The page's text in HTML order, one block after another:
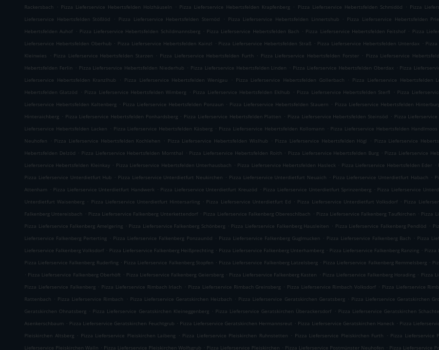
Rackersbach
. Pizza Lieferservice Hebertsfelden Holzhäuseln . Pizza Lieferservice Hebertsfelden Krapfenberg . Pizza Lieferservice Hebertsfelden Schmidöd . Pizza
Lieferservice Hebertsfelden Stößlöd
. Pizza Lieferservice Hebertsfelden Sternöd . Pizza Lieferservice Hebertsfelden Linnertshub . Pizza Lieferservice Hebertsfelden
Hebertsfelden Auhof . Pizza Lieferservice Hebertsfelden Schildmannsberg . Pizza Lieferservice Hebertsfelden Bach . Pizza Lieferservice Hebertsfelden Feitshof . Pizza
Lieferservice Hebertsfelden Oberhub . Pizza Lieferservice Hebertsfelden Kainzl . Pizza Lieferservice Hebertsfelden Straß . Pizza Lieferservice Hebertsfelden Unterdax .
Kleinwies
. Pizza Lieferservice Hebertsfelden Starzen . Pizza Lieferservice Hebertsfelden Furth . Pizza Lieferservice Hebertsfelden Forster . Pizza Lieferservice
Hebertsfelden Ferlin . Pizza Lieferservice Hebertsfelden Niederhub . Pizza Lieferservice Hebertsfelden Linden . Pizza Lieferservice Hebertsfelden Oberdax . Pizza
Lieferservice Hebertsfelden Kranzlhub
. Pizza Lieferservice Hebertsfelden Wenigau . Pizza Lieferservice Hebertsfelden Gollerbach . Pizza Lieferservice Hebertsfelden
Hebertsfelden Glatzöd
. Pizza Lieferservice Hebertsfelden Wimberg . Pizza Lieferservice Hebertsfelden Eklhub . Pizza Lieferservice Hebertsfelden Sterfl . Pizza
Lieferservice Hebertsfelden Kaltenberg . Pizza Lieferservice Hebertsfelden Ponzaun . Pizza Lieferservice Hebertsfelden Stauern . Pizza Lieferservice Hebertsfelden
Hinteraichberg . Pizza Lieferservice Hebertsfelden Ponhardsberg . Pizza Lieferservice Hebertsfelden Platten . Pizza Lieferservice Hebertsfelden Steinsöd . Pizza
Lieferservice Hebertsfelden Lacken . Pizza Lieferservice Hebertsfelden Käsberg . Pizza Lieferservice Hebertsfelden Kollomann . Pizza Lieferservice Hebertsfelden Handlmoos
Neuhofen
. Pizza Lieferservice Hebertsfelden Kochlehen . Pizza Lieferservice Hebertsfelden Wislhub . Pizza Lieferservice Hebertsfelden Högl . Pizza Lieferservice
Hebertsfelden Delzöd . Pizza Lieferservice Hebertsfelden Mornthal . Pizza Lieferservice Hebertsfelden Roith . Pizza Lieferservice Hebertsfelden Burg . Pizza Lieferservice
Lieferservice Hebertsfelden Kleinkay . Pizza Lieferservice Hebertsfelden Unterhausbach . Pizza Lieferservice Hebertsfelden Hasleck . Pizza Lieferservice Hebertsfelden Eder .
Pizza Lieferservice Unterdietfurt Hub . Pizza Lieferservice Unterdietfurt Neukirchen . Pizza Lieferservice Unterdietfurt Neuaich . Pizza Lieferservice Unterdietfurt Habach .
Attenham . Pizza Lieferservice Unterdietfurt Handwerk . Pizza Lieferservice Unterdietfurt Kreuzöd . Pizza Lieferservice Unterdietfurt Sprinzenberg . Pizza Lieferservice
Unterdietfurt Waisenberg . Pizza Lieferservice Unterdietfurt Hintersarling . Pizza Lieferservice Unterdietfurt Ed . Pizza Lieferservice Unterdietfurt Volksdorf . Pizza
Falkenberg Untereisbach . Pizza Lieferservice Falkenberg Unterkettendorf . Pizza Lieferservice Falkenberg Obereschlbach . Pizza Lieferservice Falkenberg Taufkirchen . Pizza
Pizza Lieferservice Falkenberg Amelgering . Pizza Lieferservice Falkenberg Schönberg . Pizza Lieferservice Falkenberg Hausleiten . Pizza Lieferservice Falkenberg Pendlöd .
Lieferservice Falkenberg Perterting . Pizza Lieferservice Falkenberg Ponzaunöd . Pizza Lieferservice Falkenberg Guglmucken . Pizza Lieferservice Falkenberg Bach . Pizza
Lieferservice Falkenberg Volksdorf . Pizza Lieferservice Falkenberg Heißprechting . Pizza Lieferservice Falkenberg Unterhamberg . Pizza Lieferservice Falkenberg Ranzing . Pizza
Pizza Lieferservice Falkenberg Ruderfing . Pizza Lieferservice Falkenberg Stopfen . Pizza Lieferservice Falkenberg Latzelsberg . Pizza Lieferservice Falkenberg Remmelsberg .
. Pizza Lieferservice Falkenberg Oberhöft . Pizza Lieferservice Falkenberg Geiersberg . Pizza Lieferservice Falkenberg Kasten . Pizza Lieferservice Falkenberg Horading . Pizza
Pizza Lieferservice Falkenberg . Pizza Lieferservice Rimbach Irlach . Pizza Lieferservice Rimbach Greinsberg . Pizza Lieferservice Rimbach Volksdorf . Pizza Lieferservice
Rattenbach . Pizza Lieferservice Rimbach . Pizza Lieferservice Geratskirchen Heizbach . Pizza Lieferservice Geratskirchen Geratsberg . Pizza Lieferservice Geratskirchen
Geratskirchen Ohnatsberg . Pizza Lieferservice Geratskirchen Kleineggenberg . Pizza Lieferservice Geratskirchen Überackersdorf . Pizza Lieferservice Geratskirchen
Asenkerschbaum . Pizza Lieferservice Geratskirchen Feuchtgrub . Pizza Lieferservice Geratskirchen Hermannsreut . Pizza Lieferservice Geratskirchen Haneck . Pizza
Pleiskirchen Altsberg . Pizza Lieferservice Pleiskirchen Laibeng . Pizza Lieferservice Pleiskirchen Ruhnstetten . Pizza Lieferservice Pleiskirchen Furth . Pizza Lieferservice
Lieferservice Pleiskirchen Walln . Pizza Lieferservice Pleiskirchen Wolfsgrub . Pizza Lieferservice Pleiskirchen . Pizza Lieferservice Postmünster Neuhofen . Pizza Lieferservice